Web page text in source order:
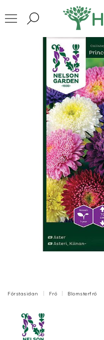
Förstasidan Frö Blomsterfrö